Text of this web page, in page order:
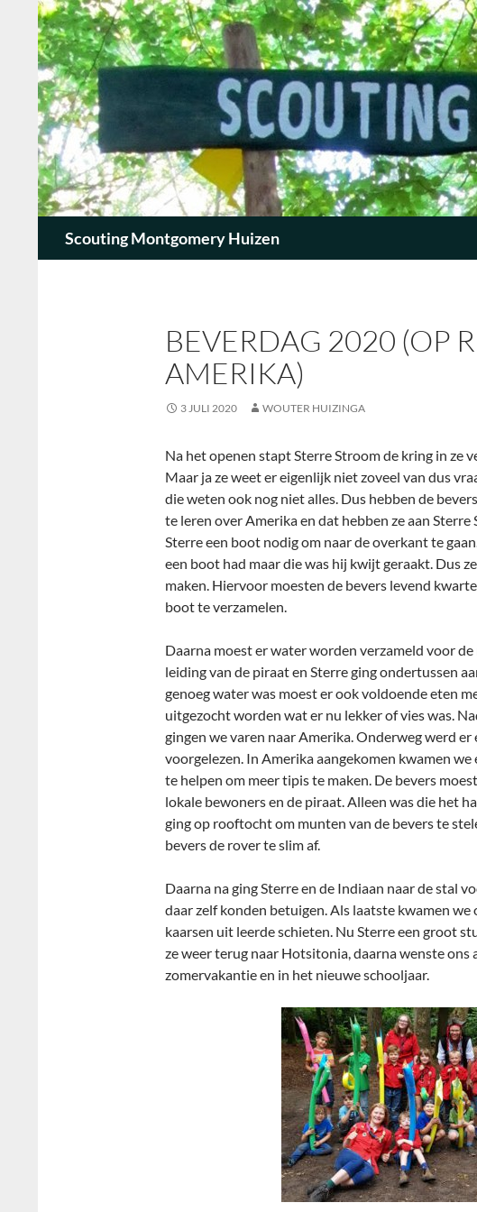
Scouting Montgomery Huizen
BEVERDAG 2020 (OP
AMERIKA)
3 JULI 2020 WOUTER HUIZINGA
Na het openen stapt Sterre Stroom de kring in ze
Maar ja ze weet er eigenlijk niet zoveel van dus
die weten ook nog niet alles. Dus hebben de
te leren over Amerika en dat hebben ze aan
Sterre een boot nodig om naar de overkant te
een boot had maar die was hij kwijt geraakt. Dus
maken. Hiervoor moesten de bevers levend
boot te verzamelen.
Daarna moest er water worden verzameld voor
leiding van de piraat en Sterre ging ondertussen
genoeg water was moest er ook voldoende eten
uitgezocht worden wat er nu lekker of vies was.
gingen we varen naar Amerika. Onderweg werd er
voorgelezen. In Amerika aangekomen kwamen
te helpen om meer tipis te maken. De bevers
lokale bewoners en de piraat. Alleen was die het
ging op rooftocht om munten van de bevers te
bevers de rover te slim af.
Daarna na ging Sterre en de Indiaan naar de stal
daar zelf konden betuigen. Als laatste kwamen we
kaarsen uit leerde schieten. Nu Sterre een groot
ze weer terug naar Hotsitonia, daarna wenste ons
zomervakantie en in het nieuwe schooljaar.